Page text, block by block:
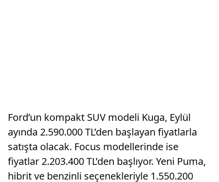
Ford’un kompakt SUV modeli Kuga, Eylül
ayında 2.590.000 TL’den başlayan fiyatlarla
satışta olacak. Focus modellerinde ise
fiyatlar 2.203.400 TL’den başlıyor. Yeni Puma,
hibrit ve benzinli seçenekleriyle 1.550.200